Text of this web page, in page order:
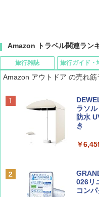
Amazon トラベル関連ラン
旅行雑誌
ディ
誌] (
￥713
SOTO
￥
旅行ガイド・
僕が
￥0
力的な
￥
[キャ
プテ
ッと
ッシ
ト プ
Amazon アウトドア の売れ筋
ラソ
防水
き
￥
026リ
コン